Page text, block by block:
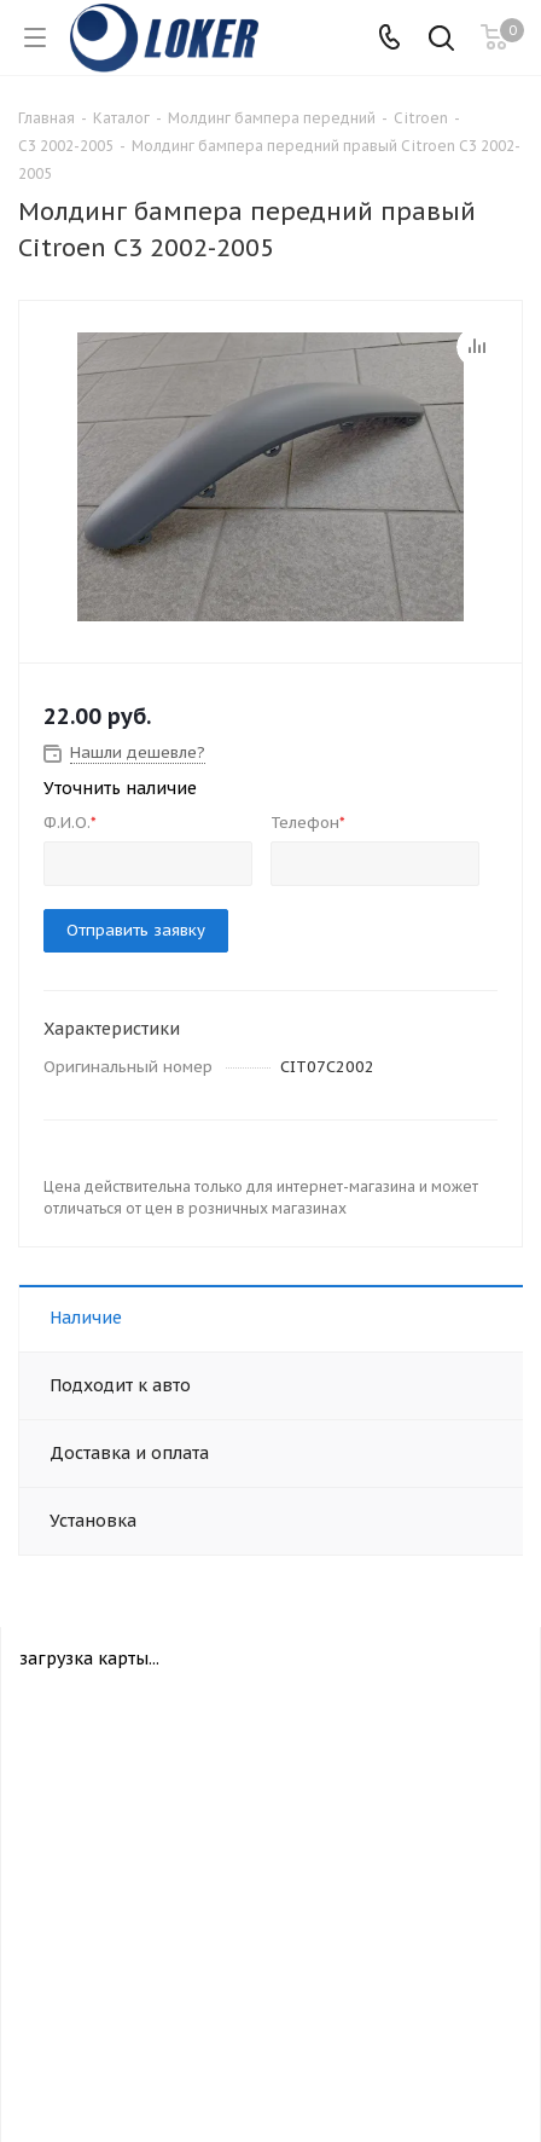
0
Главная - Каталог - Молдинг бампера передний - Citroen -
C3 2002-2005 - Молдинг бампера передний правый Citroen C3 2002-
2005
Молдинг бампера передний правый
Citroen C3 2002-2005
22.00 руб.
Нашли дешевле?
Уточнить наличие
Ф.И.О.* Телефон*
Отправить заявку
Характеристики
Оригинальный номер CIT07C2002
Цена действительна только для интернет-магазина и может
отличаться от цен в розничных магазинах
Наличие
Подходит к авто
Доставка и оплата
Установка
загрузка карты...